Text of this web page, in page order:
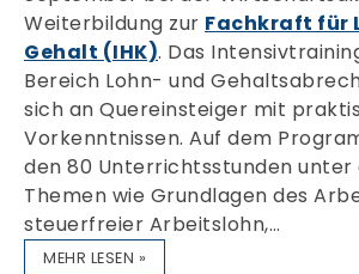
Weiterbildung zur Fachkraft für
Gehalt (IHK). Das
Bereich Lohn- und
sich an Quereinsteiger mit
Vorkenntnissen. Auf dem
den 80 Unterrichtsstunden unter
Themen wie Grundlagen des
steuerfreier Arbeitslohn,…
MEHR LESEN »